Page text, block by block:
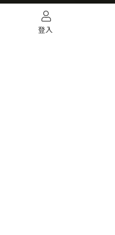
登入